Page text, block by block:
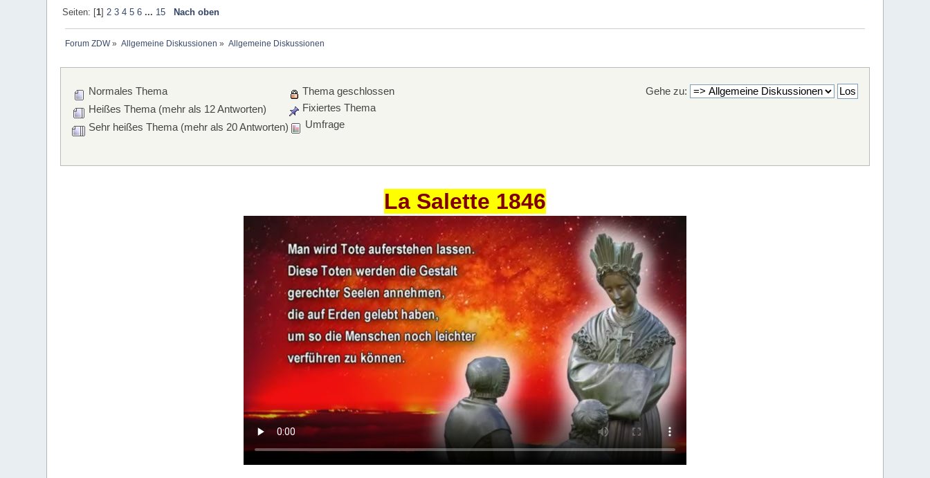
Seiten: [1] 2 3 4 5 6 ... 15 Nach oben
Forum ZDW» Allgemeine Diskussionen » Allgemeine Diskussionen
Gehe zu:
Normales Thema
Heißes Thema (mehr als 12 Antworten)
Sehr heißes Thema (mehr als 20 Antworten)
Thema geschlossen
Fixiertes Thema
Umfrage
La Salette 1846